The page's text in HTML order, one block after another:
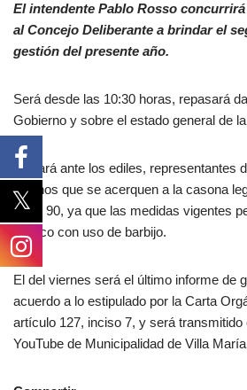
El intendente Pablo Rosso
al Concejo Deliberante a brindar el
gestión del presente año.
Será desde las 10:30 horas, repasará
Gobierno y sobre el estado general de
Lo hará ante los ediles, representantes
vecinos que se acerquen a la casona
Mitre 90, ya que las medidas vigentes
público con uso de barbijo.
El del viernes será el último informe de
acuerdo a lo estipulado por la Carta
artículo 127, inciso 7, y será
YouTube de Municipalidad de Villa